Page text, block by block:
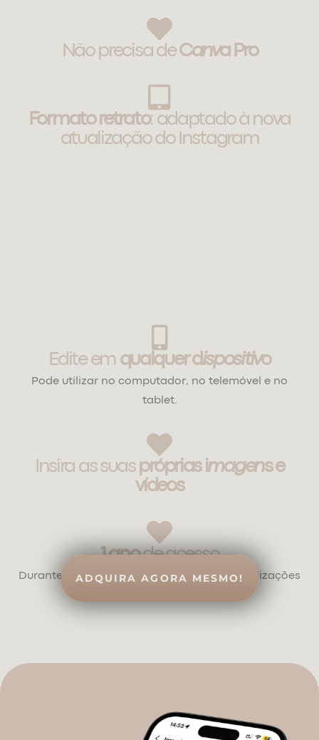
Não precisa deCanva Pro
Formato retrato: adaptado à nova
atualização do Instagram
Edite em qualquer dispositivo
Pode utilizar no computador, no telemóvel e no
tablet.
Insira as suas próprias imagens e
vídeos
1 anode acesso
Durante 1 ano, terá acesso a todas as actualizações
ADQUIRA AGORA MESMO!